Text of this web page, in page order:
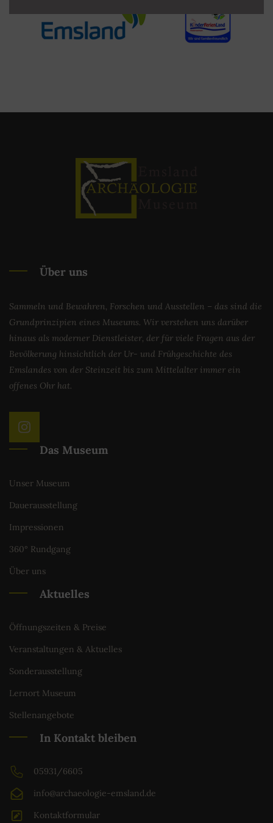
Über uns
Sammeln und Bewahren, Forschen und Ausstellen – das sind die
Grundprinzipien eines Museums. Wir verstehen uns darüber
hinaus als moderner Dienstleister, der für viele Fragen aus der
Bevölkerung hinsichtlich der Ur- und Frühgeschichte des
Emslandes von der Steinzeit bis zum Mittelalter immer ein
offenes Ohr hat.
Das Museum
Unser Museum
Dauerausstellung
Impressionen
360° Rundgang
Über uns
Aktuelles
Öffnungszeiten & Preise
Veranstaltungen & Aktuelles
Sonderausstellung
Lernort Museum
Stellenangebote
In Kontakt bleiben
05931/6605
info@archaeologie-emsland.de
Kontaktformular